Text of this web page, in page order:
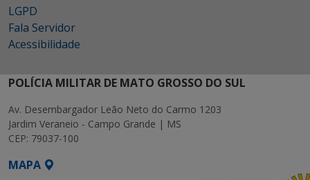
LGPD
Fala Servidor
Acessibilidade
POLÍCIA MILITAR DE MATO GROSSO DO SUL
Av. Desembargador Leão Neto do Carmo 1203
Jardim Veraneio - Campo Grande | MS
CEP: 79037-100
MAPA